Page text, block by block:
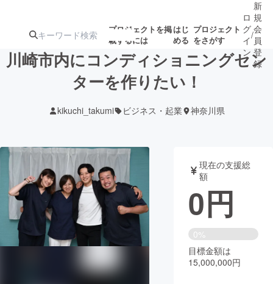
プロジェクトを掲
載するには
はじ
める
プロジェクト
をさがす
ターン
ジェクト
募集終了が近いプ
ロジェクト
されます
アート・写真 音楽
テクノロジー・ガジェット ゲーム・サ
映像・映画 書籍・雑誌
ビジネス・起業 チャレンジ
ロ
グ
イ
ン
/
新
規
会
員
登
録
川崎市内にコンディショニングセン
ターを作りたい！
kikuchi_takumi ビジネス・起業 神奈川県
現在の支援総
額
0円
0%
目標金額は
15,000,000円